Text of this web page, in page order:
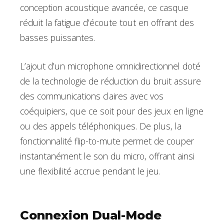
conception acoustique avancée, ce casque
réduit la fatigue d’écoute tout en offrant des
basses puissantes.
L’ajout d’un microphone omnidirectionnel doté
de la technologie de réduction du bruit assure
des communications claires avec vos
coéquipiers, que ce soit pour des jeux en ligne
ou des appels téléphoniques. De plus, la
fonctionnalité flip-to-mute permet de couper
instantanément le son du micro, offrant ainsi
une flexibilité accrue pendant le jeu.
Connexion Dual-Mode